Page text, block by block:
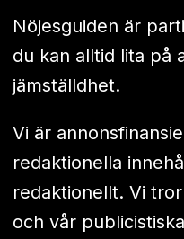
Nöjesguiden är
du kan alltid lita på
jämställdhet.
Vi är
redaktionella
redaktionellt. Vi
och vår